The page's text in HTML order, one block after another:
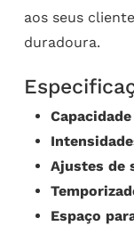
aos seus
duradoura.
Ajustes de
Espaço